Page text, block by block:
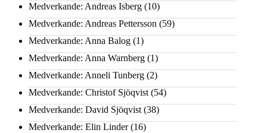
Medverkande: Andreas Isberg (10)
Medverkande: Andreas Pettersson (59)
Medverkande: Anna Balog (1)
Medverkande: Anna Warnberg (1)
Medverkande: Anneli Tunberg (2)
Medverkande: Christof Sjöqvist (54)
Medverkande: David Sjöqvist (38)
Medverkande: Elin Linder(16)